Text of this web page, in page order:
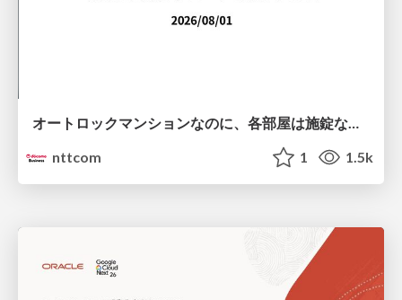
オートロックマンションなのに、各部屋は施錠なし！？ 攻撃者が組織内ネットワークで大暴れする理由 / The Front Door Is Locked, but the Rooms Are Wide Open: Why Attackers Move Freely Inside Enterprise Networks
nttcom
1 1.5k